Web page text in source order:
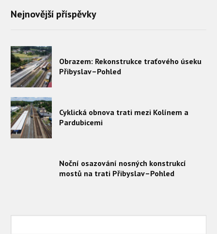
Nejnovější příspěvky
Obrazem: Rekonstrukce traťového úseku
Přibyslav–Pohled
Cyklická obnova trati mezi Kolínem a
Pardubicemi
Noční osazování nosných konstrukcí
mostů na trati Přibyslav–Pohled